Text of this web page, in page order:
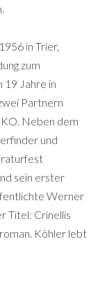
in Trier,
zum
19 Jahre in
Partnern
Neben dem
und
sein erster
Werner
Titel: Crinellis
Köhler lebt